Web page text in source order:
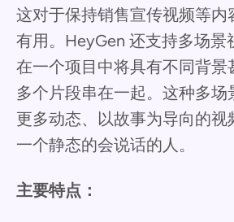
这对于保持销售宣传视频等内
有用。HeyGen 还支持多场
在一个项目中将具有不同背景
多个片段串在一起。这种多场
更多动态、以故事为导向的视
一个静态的会说话的人。
主要特点：